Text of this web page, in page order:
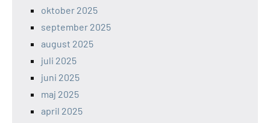
oktober 2025
september 2025
august 2025
juli 2025
juni 2025
maj 2025
april 2025